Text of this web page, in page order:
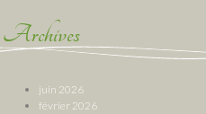
Archives
juin 2026
février 2026